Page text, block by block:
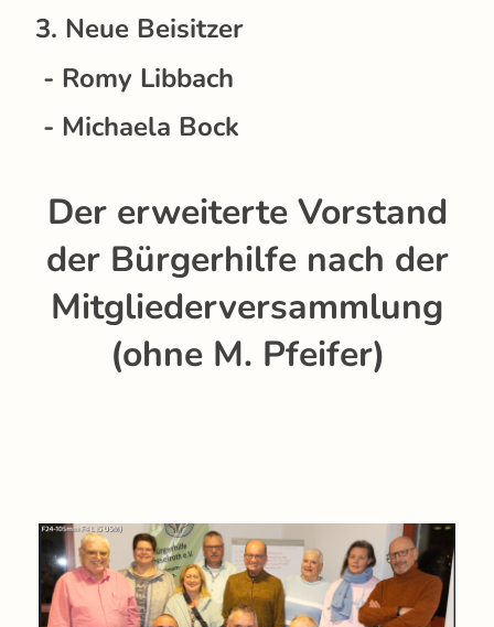
3. Neue Beisitzer
- Romy Libbach
- Michaela Bock
Der erweiterte Vorstand
der Bürgerhilfe nach der
Mitgliederversammlung
(ohne M. Pfeifer)